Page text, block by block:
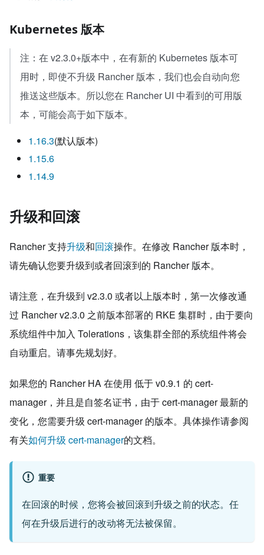
Kubernetes 版本
注：在 v2.3.0+版本中，在有新的 Kubernetes 版本可
用时，即使不升级 Rancher 版本，我们也会自动向您
推送这些版本。所以您在 Rancher UI 中看到的可用版
本，可能会高于如下版本。
1.16.3(默认版本)
1.15.6
1.14.9
升级和回滚
Rancher 支持升级和回滚操作。在修改 Rancher 版本时，
请先确认您要升级到或者回滚到的 Rancher 版本。
请注意，在升级到 v2.3.0 或者以上版本时，第一次修改通
过 Rancher v2.3.0 之前版本部署的 RKE 集群时，由于要向
系统组件中加入 Tolerations，该集群全部的系统组件将会
自动重启。请事先规划好。
如果您的 Rancher HA 在使用 低于 v0.9.1 的 cert-
manager，并且是自签名证书，由于 cert-manager 最新的
变化，您需要升级 cert-manager 的版本。具体操作请参阅
有关如何升级 cert-manager的文档。
重要
在回滚的时候，您将会被回滚到升级之前的状态。任
何在升级后进行的改动将无法被保留。